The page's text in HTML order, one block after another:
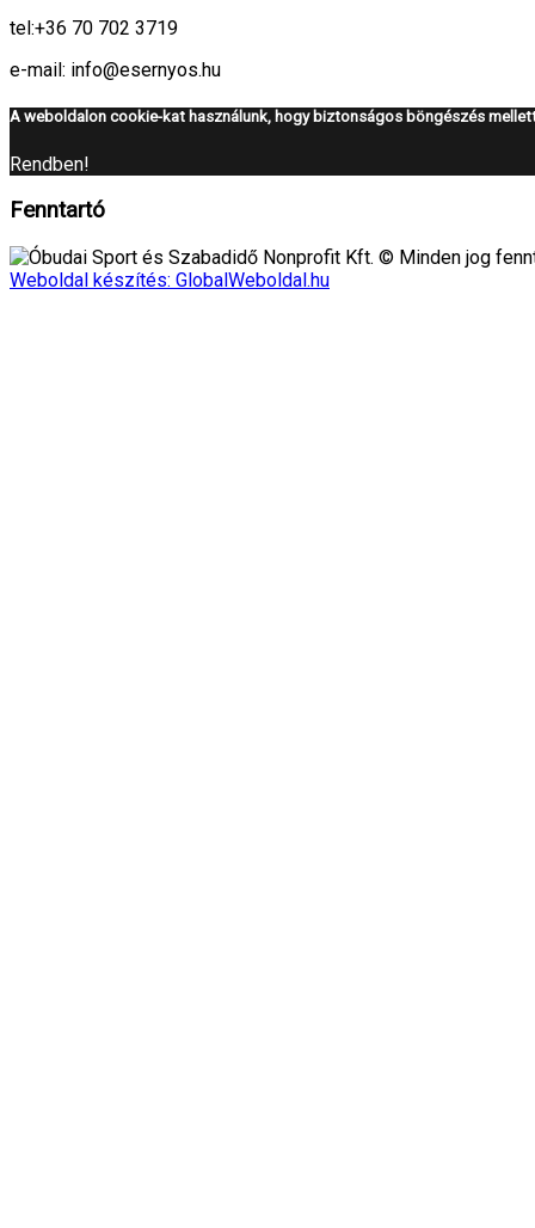
tel:+36 70 702 3719
e-mail: info@esernyos.hu
A weboldalon cookie-kat használunk, hogy biztonságos böngészés
Rendben!
Fenntartó
Óbudai Sport és Szabadidő Nonprofit Kft. © Minden jog
Weboldal készítés: GlobalWeboldal.hu